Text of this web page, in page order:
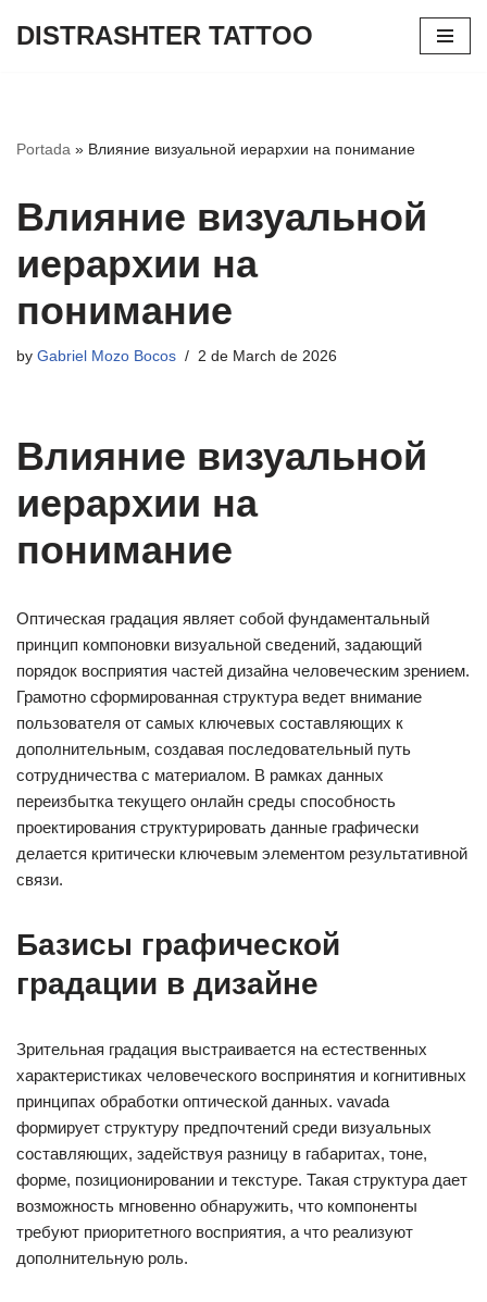
DISTRASHTER TATTOO
Portada » Влияние визуальной иерархии на понимание
Влияние визуальной
иерархии на
понимание
by Gabriel Mozo Bocos 2 de March de 2026
Влияние визуальной
иерархии на
понимание
Оптическая градация являет собой фундаментальный
принцип компоновки визуальной сведений, задающий
порядок восприятия частей дизайна человеческим зрением.
Грамотно сформированная структура ведет внимание
пользователя от самых ключевых составляющих к
дополнительным, создавая последовательный путь
сотрудничества с материалом. В рамках данных
переизбытка текущего онлайн среды способность
проектирования структурировать данные графически
делается критически ключевым элементом результативной
связи.
Базисы графической
градации в дизайне
Зрительная градация выстраивается на естественных
характеристиках человеческого воспринятия и когнитивных
принципах обработки оптической данных. vavada
формирует структуру предпочтений среди визуальных
составляющих, задействуя разницу в габаритах, тоне,
форме, позиционировании и текстуре. Такая структура дает
возможность мгновенно обнаружить, что компоненты
требуют приоритетного восприятия, а что реализуют
дополнительную роль.